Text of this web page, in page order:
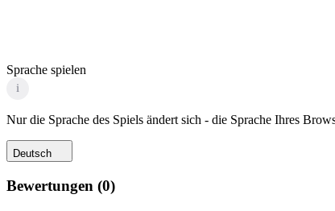
Sprache spielen
i
Nur die Sprache des Spiels ändert sich - die Sprache Ihres
Deutsch
Bewertungen (0)